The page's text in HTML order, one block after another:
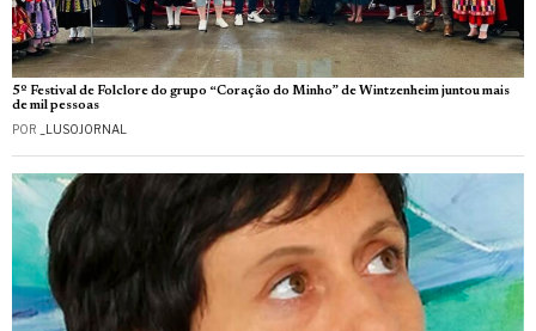
5º Festival de Folclore do grupo “Coração do Minho” de Wintzenheim juntou mais
de mil pessoas
POR _LUSOJORNAL